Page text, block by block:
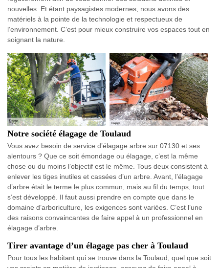
nouvelles. Et étant paysagistes modernes, nous avons des
matériels à la pointe de la technologie et respectueux de
l’environnement. C’est pour mieux construire vos espaces tout en
soignant la nature.
Notre société élagage de Toulaud
Vous avez besoin de service d’élagage arbre sur 07130 et ses
alentours ? Que ce soit émondage ou élagage, c’est la même
chose ou du moins l’objectif est le même. Tous deux consistent à
enlever les tiges inutiles et cassées d’un arbre. Avant, l’élagage
d’arbre était le terme le plus commun, mais au fil du temps, tout
s’est développé. Il faut aussi prendre en compte que dans le
domaine d’arboriculture, les exigences sont variées. C’est l’une
des raisons convaincantes de faire appel à un professionnel en
élagage d’arbre.
Tirer avantage d’un élagage pas cher à Toulaud
Pour tous les habitant qui se trouve dans la Toulaud, quel que soit